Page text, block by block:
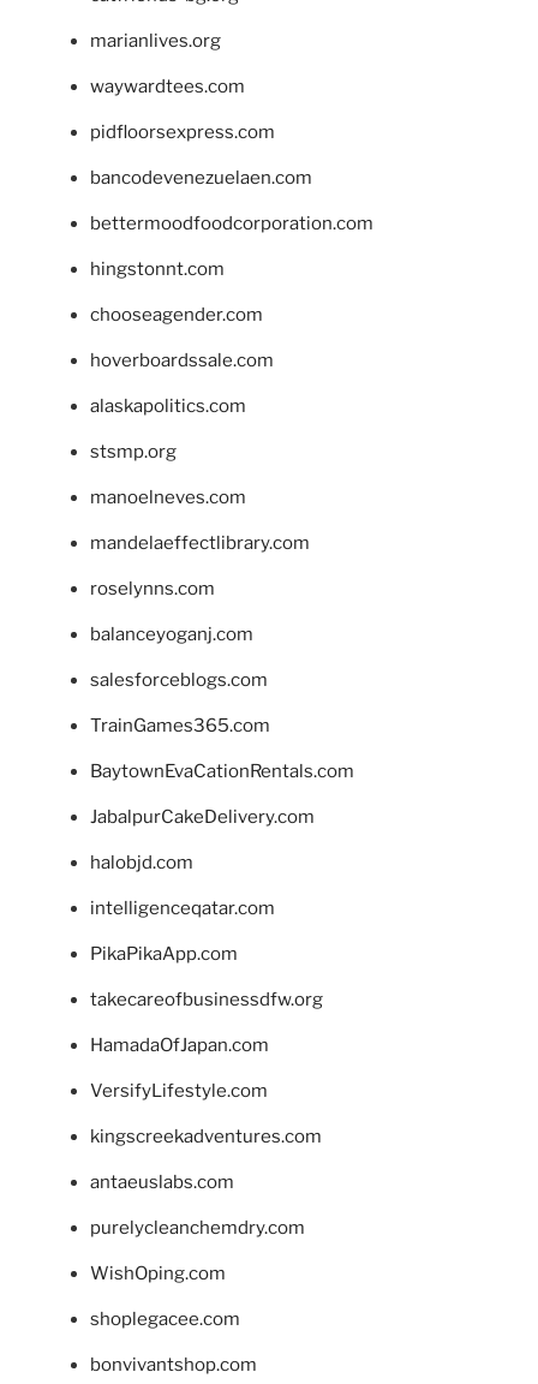
marianlives.org
waywardtees.com
pidfloorsexpress.com
bancodevenezuelaen.com
bettermoodfoodcorporation.com
hingstonnt.com
chooseagender.com
hoverboardssale.com
alaskapolitics.com
stsmp.org
manoelneves.com
mandelaeffectlibrary.com
roselynns.com
balanceyoganj.com
salesforceblogs.com
TrainGames365.com
BaytownEvaCationRentals.com
JabalpurCakeDelivery.com
halobjd.com
intelligenceqatar.com
PikaPikaApp.com
takecareofbusinessdfw.org
HamadaOfJapan.com
VersifyLifestyle.com
kingscreekadventures.com
antaeuslabs.com
purelycleanchemdry.com
WishOping.com
shoplegacee.com
bonvivantshop.com